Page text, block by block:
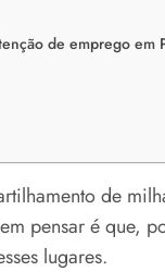
de emprego em
de
pensar é que,
lugares.